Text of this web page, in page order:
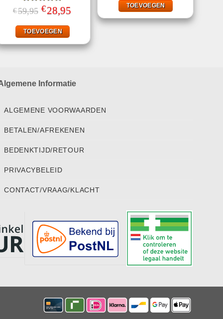
Gewaardeerd
4.75uit 5
€59,95 Oorspronkelijke
prijs
€59,95.
€28,95
TOEVOEGEN
€9,77. €2,99.
TOEVOEGEN
Informatie
ALGEMENE VOORWAARDEN
BETALEN/AFREKENEN
BEDENKTIJD/RETOUR
PRIVACYBELEID
CONTACT/VRAAG/KLACHT